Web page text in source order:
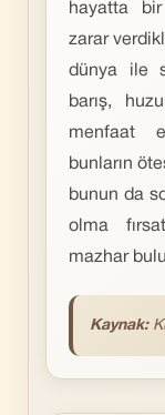
hayatta
zarar
dünya ile
barış,
menfaat
bunların
bunun da
olma
mazhar
Kaynak: